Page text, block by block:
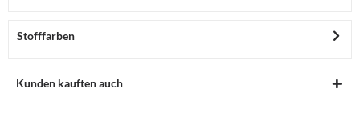
Stofffarben
Kunden kauften auch